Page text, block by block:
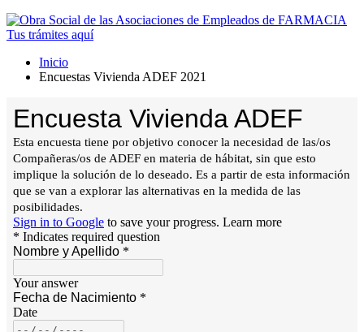
Tus trámites aquí
Inicio
Encuestas Vivienda ADEF 2021